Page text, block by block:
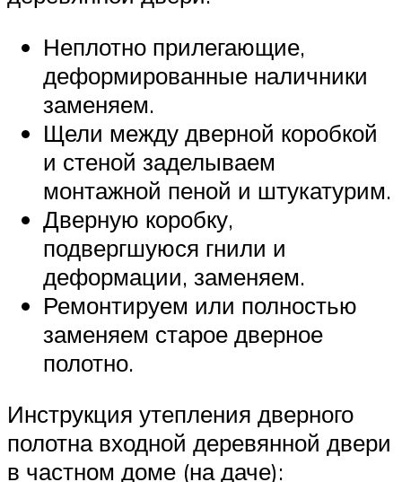
Неплотно прилегающие,
деформированные наличники
заменяем.
Щели между дверной коробкой
и стеной заделываем
монтажной пеной и штукатурим.
Дверную коробку,
подвергшуюся гнили и
деформации, заменяем.
Ремонтируем или полностью
заменяем старое дверное
полотно.
Инструкция утепления дверного
полотна входной деревянной двери
в частном доме (на даче):